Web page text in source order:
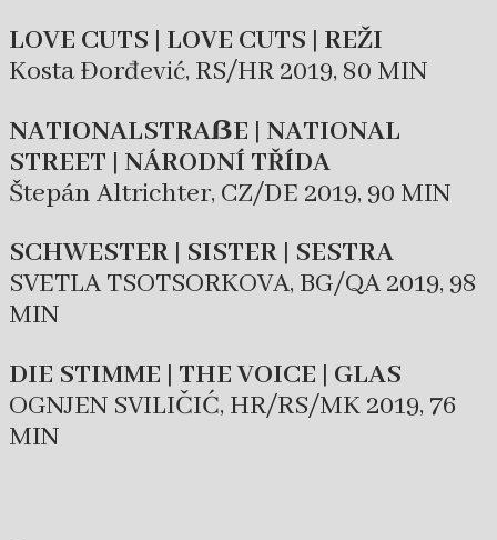
LOVE CUTS | LOVE CUTS | REŽI
Kosta Đorđević, RS/HR 2019, 80 MIN
NATIONALSTRAẞE | NATIONAL
STREET | NÁRODNÍ TŘÍDA
Štepán Altrichter, CZ/DE 2019, 90 MIN
SCHWESTER | SISTER | SESTRA
SVETLA TSOTSORKOVA, BG/QA 2019, 98
MIN
DIE STIMME | THE VOICE | GLAS
OGNJEN SVILIČIĆ, HR/RS/MK 2019, 76
MIN